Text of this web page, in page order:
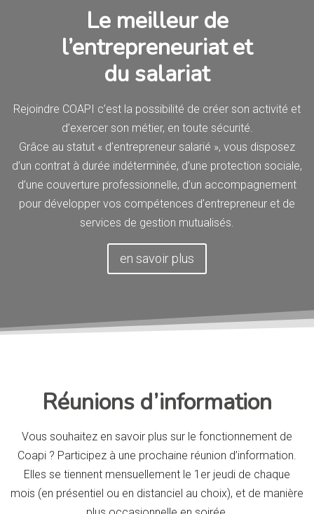
Le meilleur de
l’entrepreneuriat et
du salariat
Rejoindre COAPI c’est la possibilité de créer son activité et
d’exercer son métier, en toute sécurité.
Grâce au statut « d’entrepreneur salarié », vous disposez
d’un contrat à durée indéterminée, d’une protection sociale,
d’une couverture professionnelle, d’un accompagnement
pour développer vos compétences d’entrepreneur et de
services de gestion mutualisés.
en savoir plus
Réunions d’information
Vous souhaitez en savoir plus sur le fonctionnement de
Coapi ? Participez à une prochaine réunion d’information.
Elles se tiennent mensuellement le 1er jeudi de chaque
mois (en présentiel ou en distanciel au choix), et de manière